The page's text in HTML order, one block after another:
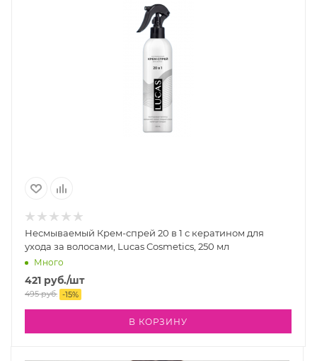
Несмываемый Крем-спрей 20 в 1 с кератином для
ухода за волосами, Lucas Cosmetics, 250 мл
Много
421 руб./шт
495руб. -15%
В КОРЗИНУ